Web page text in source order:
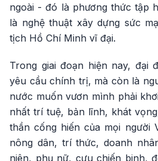
ngoài - đó là phương thức tập
là nghệ thuật xây dựng sức
tịch Hồ Chí Minh vĩ đại.
Trong giai đoạn hiện nay, đại
yêu cầu chính trị, mà còn là
nước muốn vươn mình phải
nhất trí tuệ, bản lĩnh, khát
thần cống hiến của mọi người
nông dân, trí thức, doanh
niên, phụ nữ, cựu chiến binh,